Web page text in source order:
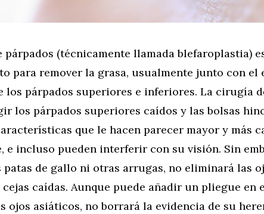
párpados (técnicamente llamada blefaroplastia)
para remover la grasa, usualmente junto con el
los párpados superiores e inferiores. La cirugía
los párpados superiores caídos y las bolsas
que le hacen parecer mayor y más
e incluso pueden interferir con su visión. Sin
de gallo ni otras arrugas, no eliminará las
caídas. Aunque puede añadir un pliegue en
ojos asiáticos, no borrará la evidencia de su